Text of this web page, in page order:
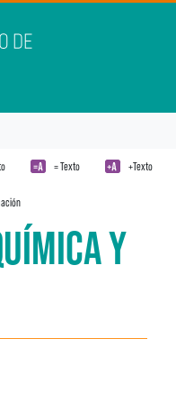
= Texto +Texto
Y